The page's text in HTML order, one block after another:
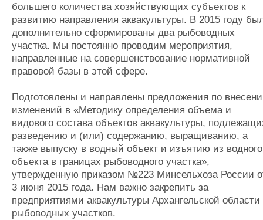
большего количества хозяйствующих субъектов к
развитию направления аквакультуры. В 2015 году
дополнительно сформированы два рыбоводных
участка. Мы постоянно проводим мероприятия,
направленные на совершенствование нормативной
правовой базы в этой сфере.
Подготовлены и направлены предложения по
изменений в «Методику определения объема и
видового состава объектов аквакультуры,
разведению и (или) содержанию, выращиванию, а
также выпуску в водный объект и изъятию из водного
объекта в границах рыбоводного участка»,
утвержденную приказом №223 Минсельхоза России
3 июня 2015 года. Нам важно закрепить за
предприятиями аквакультуры Архангельской области
рыбоводных участков.